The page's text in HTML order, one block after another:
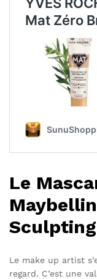
Le
Sculpting
Le make up artist
regard. C’est une